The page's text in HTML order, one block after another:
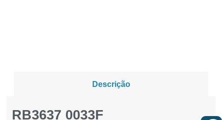
Descrição
RB3637 0033F